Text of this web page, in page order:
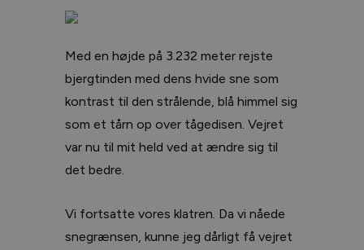
Med en højde på 3.232 meter rejste
bjergtinden med dens hvide sne som
kontrast til den strålende, blå himmel sig
som et tårn op over tågedisen. Vejret
var nu til mit held ved at ændre sig til
det bedre.
Vi fortsatte vores klatren. Da vi nåede
snegrænsen, kunne jeg dårligt få vejret